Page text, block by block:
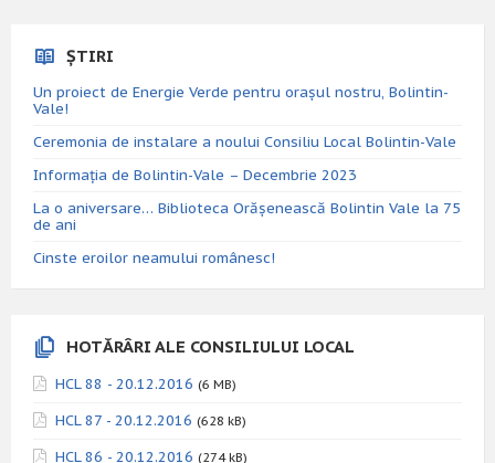
ȘTIRI
Un proiect de Energie Verde pentru orașul nostru, Bolintin-
Vale!
Ceremonia de instalare a noului Consiliu Local Bolintin-Vale
Informația de Bolintin-Vale – Decembrie 2023
La o aniversare… Biblioteca Orăşenească Bolintin Vale la 75
de ani
Cinste eroilor neamului românesc!
HOTĂRÂRI ALE CONSILIULUI LOCAL
HCL 88 - 20.12.2016 (6 MB)
HCL 87 - 20.12.2016 (628 kB)
HCL 86 - 20.12.2016 (274 kB)